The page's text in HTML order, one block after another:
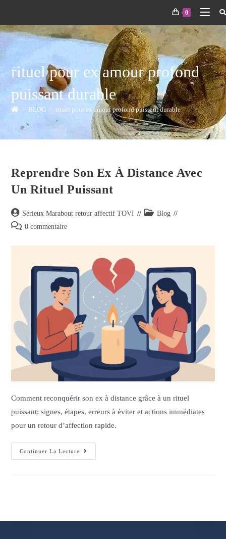
0
rituel pour ex amour profond
puissant durable
> BLOG > rituel pour ex amour profond puissant durable
Reprendre Son Ex À Distance Avec
Un Rituel Puissant
Sérieux Marabout retour affectif TOVI
Blog
0 commentaire
Comment reconquérir son ex à distance grâce à un rituel
puissant: signes, étapes, erreurs à éviter et actions immédiates
pour un retour d’affection rapide.
Continuer La Lecture